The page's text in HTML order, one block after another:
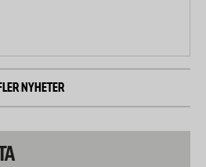
FLER NYHETER